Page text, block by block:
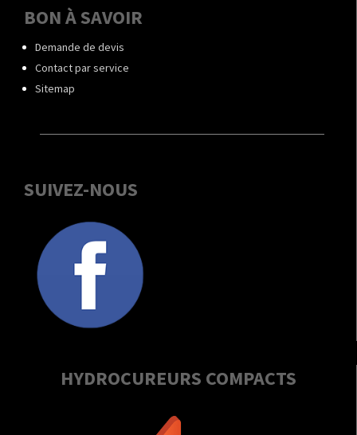
BON À SAVOIR
Demande de devis
Contact par service
Sitemap
SUIVEZ-NOUS
HYDROCUREURS COMPACTS